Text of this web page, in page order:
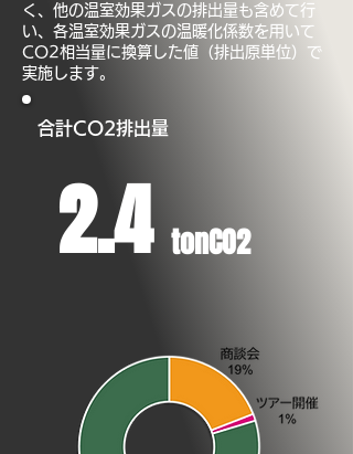
く、他の温室効果ガスの排出量も含めて行
い、各温室効果ガスの温暖化係数を用いて
CO2相当量に換算した値（排出原単位）で
実施します。
合計CO2排出量
2.4 tonCO2